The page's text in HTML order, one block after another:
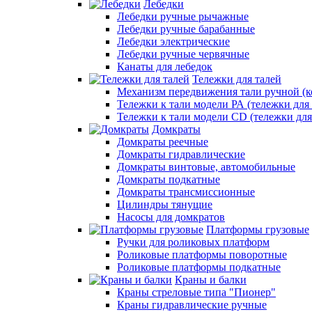
Лебедки
Лебедки ручные рычажные
Лебедки ручные барабанные
Лебедки электрические
Лебедки ручные червячные
Канаты для лебедок
Тележки для талей
Механизм передвижения тали ручной
Тележки к тали модели РА (тележки для
Тележки к тали модели CD (тележки
Домкраты
Домкраты реечные
Домкраты гидравлические
Домкраты винтовые, автомобильные
Домкраты подкатные
Домкраты трансмиссионные
Цилиндры тянущие
Насосы для домкратов
Платформы грузовые
Ручки для роликовых платформ
Роликовые платформы поворотные
Роликовые платформы подкатные
Краны и балки
Краны стреловые типа "Пионер"
Краны гидравлические ручные